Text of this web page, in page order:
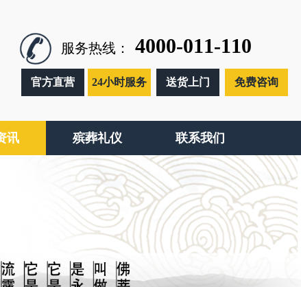
服务热线： 4000-011-110
官方直营 24小时服务 送货上门 免费咨询
讯 殡葬礼仪 联系我们